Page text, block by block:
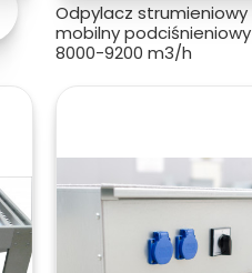
Odpylacz strumieniowy
mobilny podciśnieniowy
8000-9200 m3/h